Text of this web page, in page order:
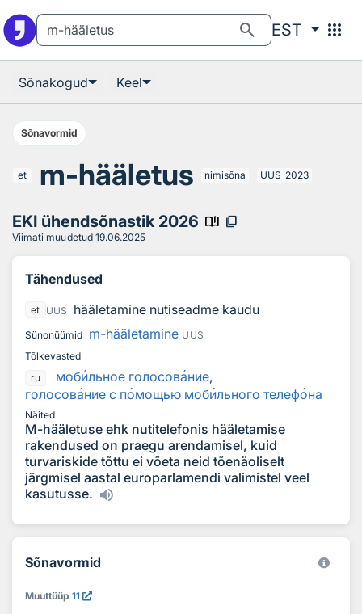
search EST apps
Sõnakogud Keel
Sõnavormid
et m-hääletus nimisõna UUS 2023
EKI ühendsõnastik 2026 book_ribbon content_copy
Viimati muudetud 19.06.2025
Tähendused
et UUS hääletamine nutiseadme kaudu
Sünonüümid m-hääletamine UUS
Tõlkevasted
ru
мобильное голосование,
голосование с помощью мобильного телефона
Näited
M-hääletuse ehk nutitelefonis hääletamise
rakendused on praegu arendamisel, kuid
turvariskide tõttu ei võeta neid tõenäoliselt
järgmisel aastal europarlamendi valimistel veel
kasutusse.
Sõnavormid
Muuttüüp 11